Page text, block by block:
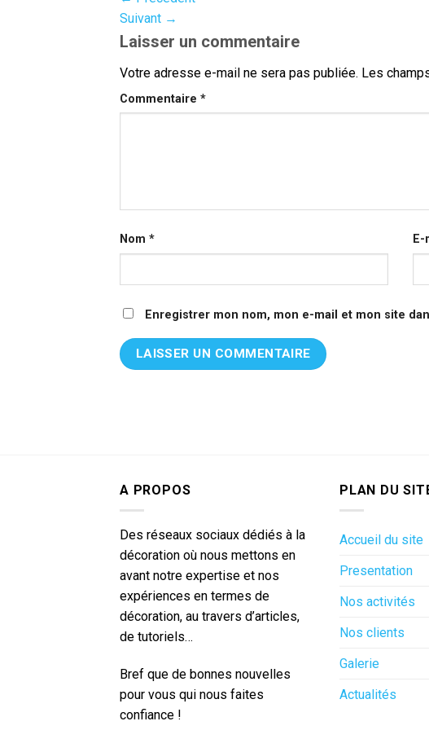
Suivant →
Laisser un commentaire
Votre adresse e-mail ne sera pas publiée. Les
Commentaire *
Nom * E-
Enregistrer mon nom, mon e-mail et mon site
A PROPOS
Des réseaux sociaux dédiés à la
décoration où nous mettons en
avant notre expertise et nos
expériences en termes de
décoration, au travers d’articles,
de tutoriels…
Bref que de bonnes nouvelles
pour vous qui nous faites
confiance !
PLAN DU
Accueil du site
Presentation
Nos activités
Nos clients
Galerie
Actualités